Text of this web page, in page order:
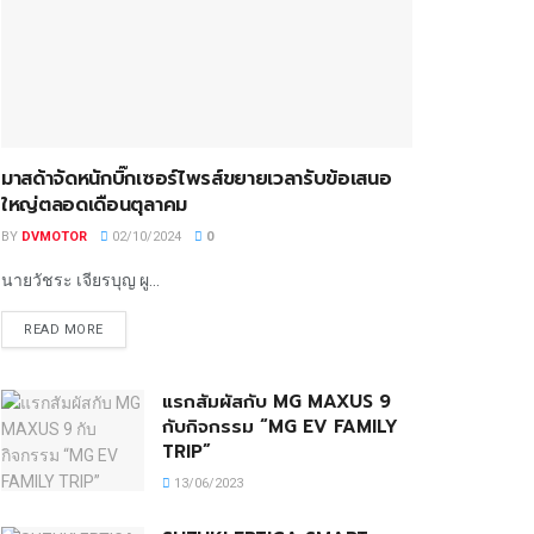
มาสด้าจัดหนักบิ๊กเซอร์ไพรส์ขยายเวลารับข้อเสนอ
ใหญ่ตลอดเดือนตุลาคม
BY DVMOTOR 02/10/2024 0
นายวัชระ เจียรบุญ ผู...
READ MORE
แรกสัมผัสกับ MG MAXUS 9
กับกิจกรรม “MG EV FAMILY
TRIP”
13/06/2023